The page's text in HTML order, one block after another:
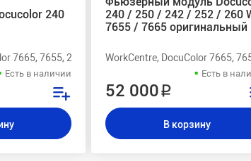
240
7665, 7655, 260, 252, 250, 242, 240
Есть в наличии
240 / 250 / 242 / 252 / 260
7655 / 7665 оригинальный
WorkCentre, DocuColor 7665,
Есть в
52 000 ₽
В корзину